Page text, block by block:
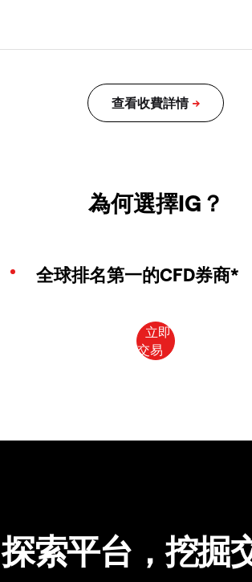
為何選擇IG？
全球排名第一的CFD券商*
探索平台，挖掘